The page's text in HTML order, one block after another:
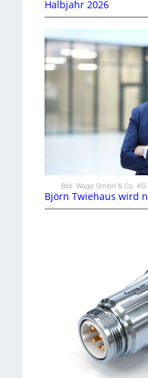
Halbjahr 2026
Bild: Wago GmbH & Co. KG
Björn Twiehaus wird